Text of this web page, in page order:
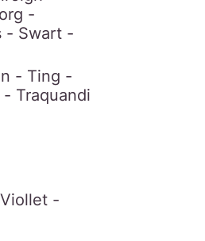
-
- Swart -
- Ting -
Traquandi
-